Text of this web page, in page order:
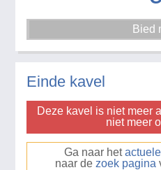
Einde kavel
Deze kavel is niet meer
niet meer
Ga naar het
naar de zoek pagina